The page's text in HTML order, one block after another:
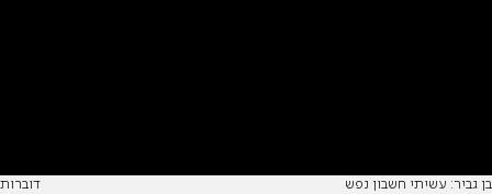
בן גביר: עשיתי חשבון נפש דוברות